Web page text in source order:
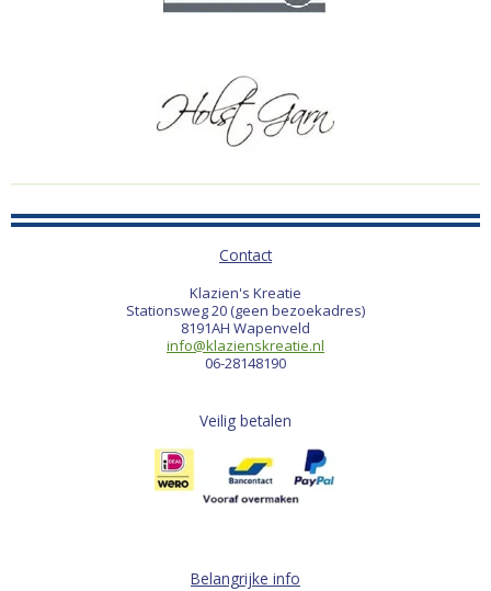
Contact
Klazien's Kreatie
Stationsweg 20 (geen bezoekadres)
8191AH Wapenveld
info@klazienskreatie.nl
06-28148190
Veilig betalen
Belangrijke info